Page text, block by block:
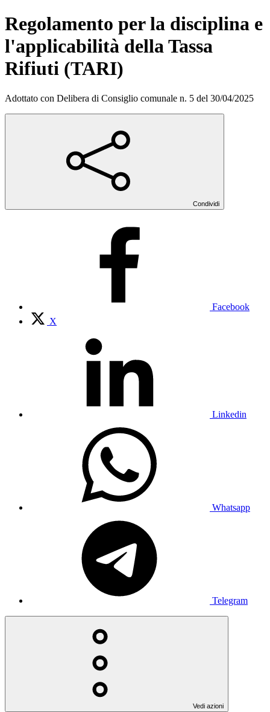
Regolamento per la disciplina e
l'applicabilità della Tassa
Rifiuti (TARI)
Adottato con Delibera di Consiglio comunale n. 5 del 30/04/2025
Condividi
Facebook
X
Linkedin
Whatsapp
Telegram
Vedi azioni